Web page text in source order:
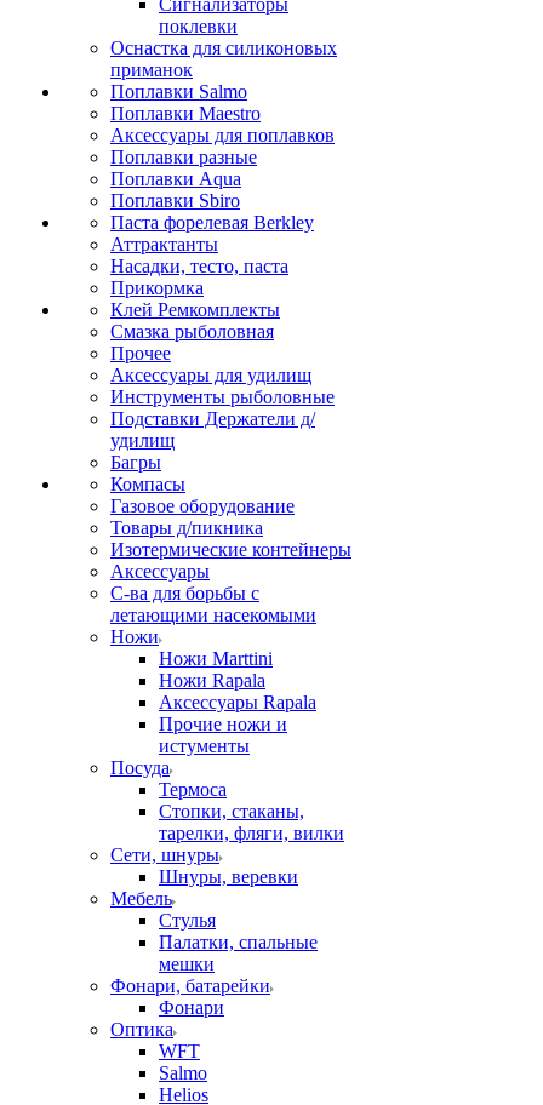
Сигнализаторы
поклевки
Оснастка для силиконовых
приманок
Поплавки Salmo
Поплавки Maestro
Аксессуары для поплавков
Поплавки разные
Поплавки Aqua
Поплавки Sbiro
Паста форелевая Berkley
Аттрактанты
Насадки, тесто, паста
Прикормка
Клей Ремкомплекты
Смазка рыболовная
Прочее
Аксессуары для удилищ
Инструменты рыболовные
Подставки Держатели д/
удилищ
Багры
Компасы
Газовое оборудование
Товары д/пикника
Изотермические контейнеры
Аксессуары
С-ва для борьбы с
летающими насекомыми
Ножи
Ножи Marttini
Ножи Rapala
Аксессуары Rapala
Прочие ножи и
истументы
Посуда
Термоса
Стопки, стаканы,
тарелки, фляги, вилки
Сети, шнуры
Шнуры, веревки
Мебель
Стулья
Палатки, спальные
мешки
Фонари, батарейки
Фонари
Оптика
WFT
Salmo
Helios